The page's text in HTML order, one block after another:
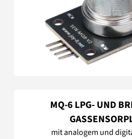
MQ-6 LPG- UND
mit analogem und